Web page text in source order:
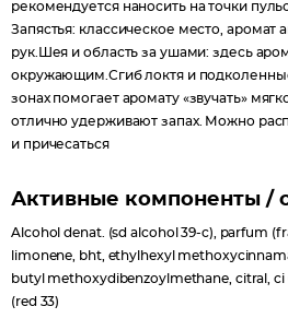
рекомендуется наносить на точки
Запястья: классическое место, аромат
рук.Шея и область за ушами: здесь
окружающим.Сгиб локтя и
зонах помогает аромату «звучать»
отлично удерживают запах. Можно
и причесаться
Активные компоненты /
Alcohol denat. (sd alcohol 39-c), parfum
limonene, bht, ethylhexyl
butyl methoxydibenzoylmethane, citral, ci
(red 33)